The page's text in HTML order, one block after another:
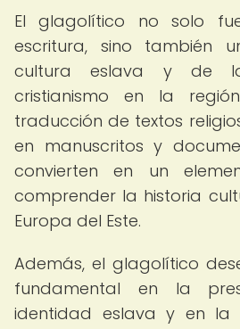
El glagolítico no solo
escritura, sino también
cultura eslava y de
cristianismo en la
traducción de textos
en manuscritos y
convierten en un
comprender la historia
Europa del Este.
Además, el glagolítico
fundamental en la
identidad eslava y en la